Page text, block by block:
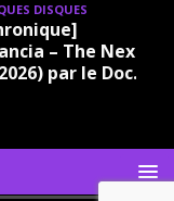
DISQUES
– The Next
par le Doc.